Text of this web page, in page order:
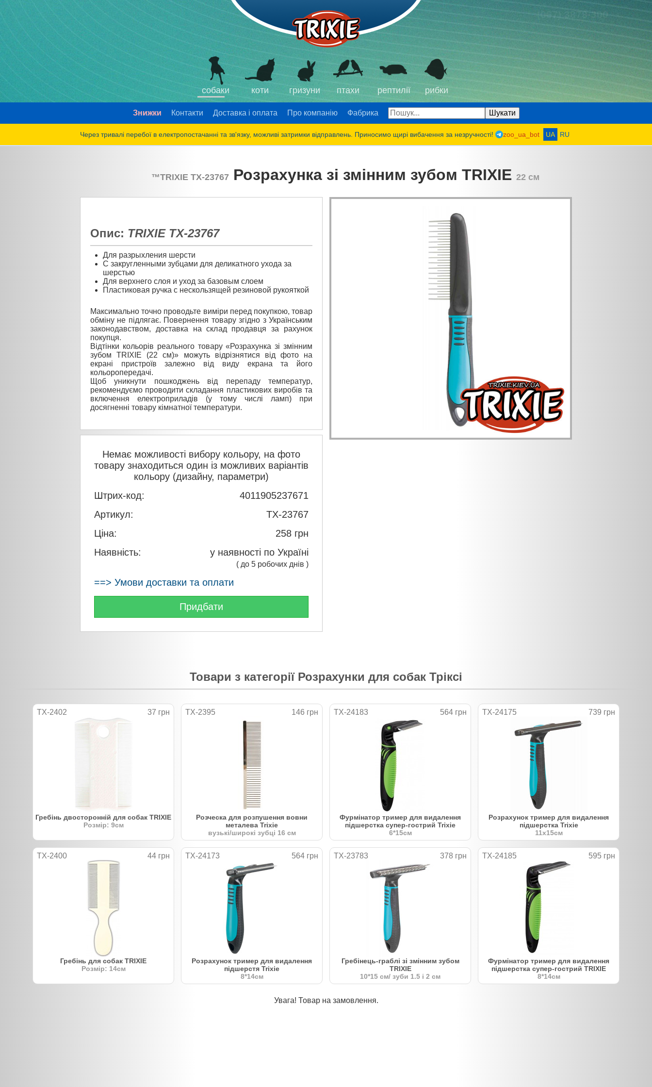
(067) 3878-300
собаки коти гризуни птахи рептилії рибки
Знижки Контакти Доставка і оплата Про компанію Фабрика
Через тривалі перебої в електропостачанні та зв'язку, можливі затримки відправлень. Приносимо щирі вибачення за незручності! zoo_ua_bot UA RU
™TRIXIE TX-23767 Розрахунка зі змінним зубом TRIXIE 22 см
Опис: TRIXIE TX-23767
Для разрыхления шерсти
С закругленными зубцами для деликатного ухода за
шерстью
Для верхнего слоя и уход за базовым слоем
Пластиковая ручка с нескользящей резиновой рукояткой
Максимально точно проводьте виміри перед покупкою, товар
обміну не підлягає. Повернення товару згідно з Українським
законодавством, доставка на склад продавця за рахунок
покупця.
Відтінки кольорів реального товару «Розрахунка зі змінним
зубом TRIXIE (22 см)» можуть відрізнятися від фото на
екрані пристроїв залежно від виду екрана та його
кольоропередачі.
Щоб уникнути пошкоджень від перепаду температур,
рекомендуємо проводити складання пластикових виробів та
включення електроприладів (у тому числі ламп) при
досягненні товару кімнатної температури.
Немає можливості вибору кольору, на фото
товару знаходиться один із можливих варіантів
кольору (дизайну, параметри)
Штрих-код:
4011905237671
Артикул:
TX-23767
Ціна:
258 грн
Наявність:
у наявності по Україні
( до 5 робочих днів )
==> Умови доставки та оплати
Придбати
Товари з категорії Розрахунки для собак Тріксі
TX-2402 37 грн
Гребінь двосторонній для собак TRIXIE
Розмір: 9см
TX-2395 146 грн
Розческа для розпушення вовни
металева Trixie
вузькі/широкі зубці 16 см
TX-24183 564 грн
Фурмінатор тример для видалення
підшерстка супер-гострий Trixie
6*15см
TX-24175 739 грн
Розрахунок тример для видалення
підшерстка Trixie
11х15см
TX-2400 44 грн
Гребінь для собак TRIXIE
Розмір: 14см
TX-24173 564 грн
Розрахунок тример для видалення
підшерстя Trixie
8*14см
TX-23783 378 грн
Гребінець-граблі зі змінним зубом
TRIXIE
10*15 см/ зуби 1.5 і 2 см
TX-24185 595 грн
Фурмінатор тример для видалення
підшерстка супер-гострий TRIXIE
8*14см
Увага! Товар на замовлення.